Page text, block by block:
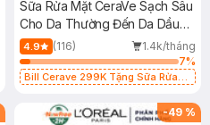
Sữa Rửa Mặt CeraVe Sạch Sâu
Cho Da Thường Đến Da Dầu
473ml
4.9 (116)
1.4k/tháng
7%
Bill Cerave 299K Tặng Sữa Rửa
-49 %